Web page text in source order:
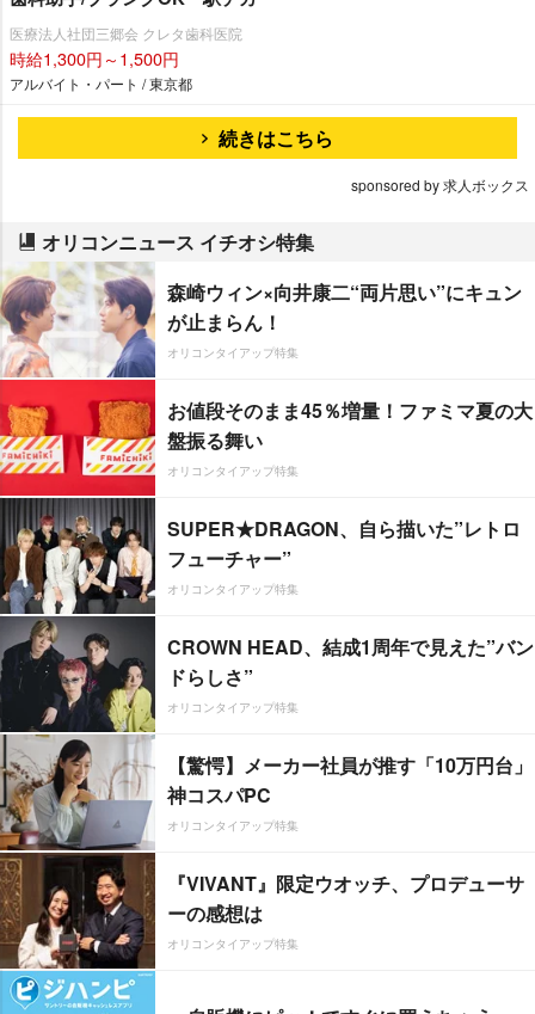
医療法人社団三郷会 クレタ歯科医院
時給1,300円～1,500円
アルバイト・パート / 東京都
続きはこちら
sponsored by 求人ボックス
オリコンニュース イチオシ特集
森崎ウィン×向井康二“両片思い”にキュン
が止まらん！
オリコンタイアップ特集
お値段そのまま45％増量！ファミマ夏の大
盤振る舞い
オリコンタイアップ特集
SUPER★DRAGON、自ら描いた”レトロ
フューチャー”
オリコンタイアップ特集
CROWN HEAD、結成1周年で見えた”バン
ドらしさ”
オリコンタイアップ特集
【驚愕】メーカー社員が推す「10万円台」
神コスパPC
オリコンタイアップ特集
『VIVANT』限定ウオッチ、プロデューサ
ーの感想は
オリコンタイアップ特集